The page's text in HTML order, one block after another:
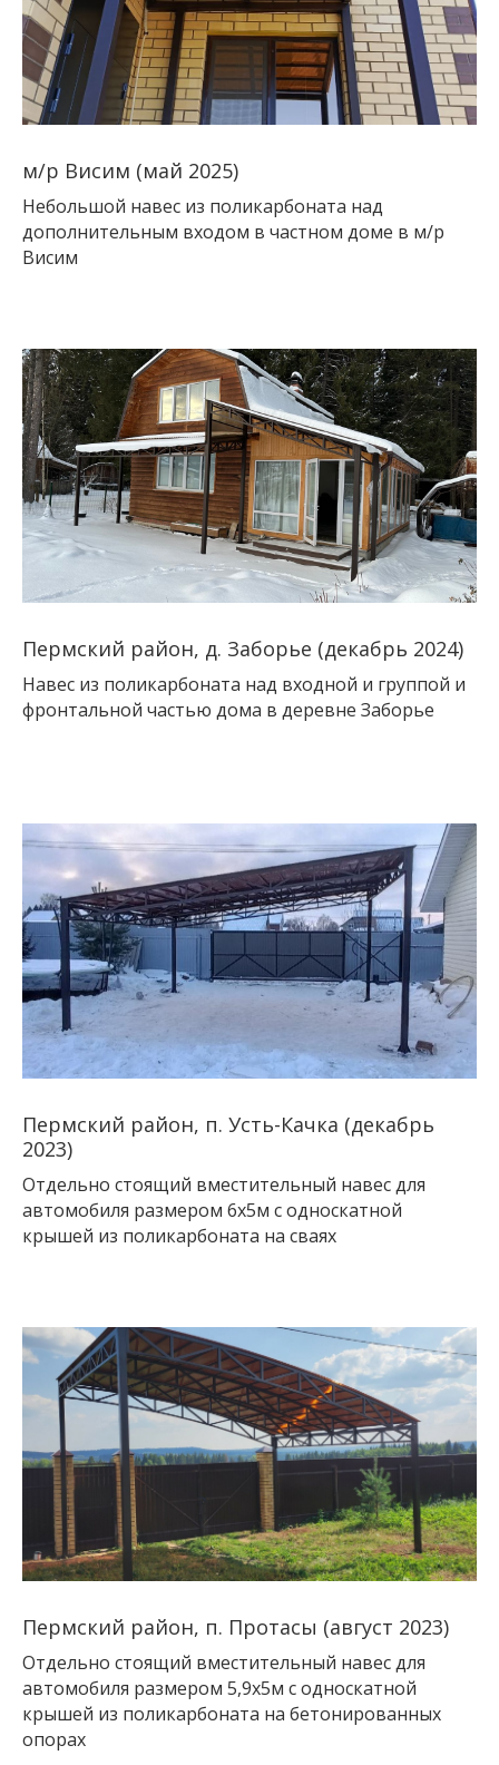
м/р Висим (май 2025)
Небольшой навес из поликарбоната над
дополнительным входом в частном доме в м/р
Висим
Пермский район, д. Заборье (декабрь 2024)
Навес из поликарбоната над входной и группой и
фронтальной частью дома в деревне Заборье
Пермский район, п. Усть-Качка (декабрь
2023)
Отдельно стоящий вместительный навес для
автомобиля размером 6х5м с односкатной
крышей из поликарбоната на сваях
Пермский район, п. Протасы (август 2023)
Отдельно стоящий вместительный навес для
автомобиля размером 5,9х5м с односкатной
крышей из поликарбоната на бетонированных
опорах